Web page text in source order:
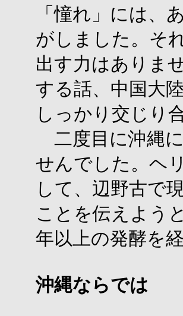
「憧れ」には、
がしました。そ
出す力はありま
する話、中国大
しっかり交じり
二度目に沖縄
せんでした。ヘ
して、辺野古で
ことを伝えよう
年以上の発酵を
沖縄ならでは